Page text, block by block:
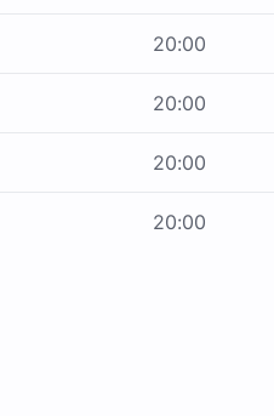
20:00
20:00
20:00
20:00